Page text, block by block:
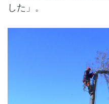
した」。